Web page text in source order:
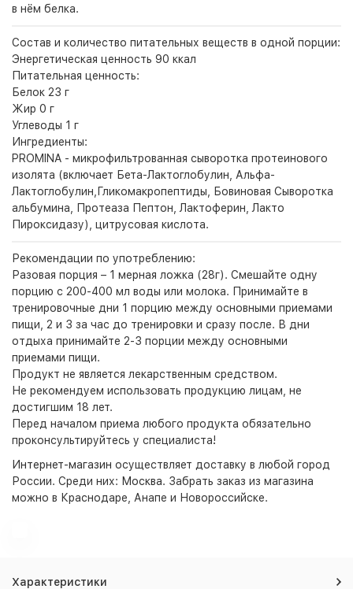
в нём белка.
Состав и количество питательных веществ в одной порции:
Энергетическая ценность 90 ккал
Питательная ценность:
Белок 23 г
Жир 0 г
Углеводы 1 г
Ингредиенты:
PROMINA - микрофильтрованная сыворотка протеинового
изолята (включает Бета-Лактоглобулин, Альфа-
Лактоглобулин,Гликомакропептиды, Бовиновая Сыворотка
альбумина, Протеаза Пептон, Лактоферин, Лакто
Пироксидазу), цитрусовая кислота.
Рекомендации по употреблению:
Разовая порция – 1 мерная ложка (28г). Смешайте одну
порцию с 200-400 мл воды или молока. Принимайте в
тренировочные дни 1 порцию между основными приемами
пищи, 2 и 3 за час до тренировки и сразу после. В дни
отдыха принимайте 2-3 порции между основными
приемами пищи.
Продукт не является лекарственным средством.
Не рекомендуем использовать продукцию лицам, не
достигшим 18 лет.
Перед началом приема любого продукта обязательно
проконсультируйтесь у специалиста!
Интернет-магазин осуществляет доставку в любой город
России. Среди них: Москва. Забрать заказ из магазина
можно в Краснодаре, Анапе и Новороссийске.
Характеристики